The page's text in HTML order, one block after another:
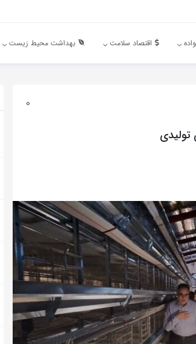
اقتصاد سلامت بهداشت محیط زیست
0
تولیدی